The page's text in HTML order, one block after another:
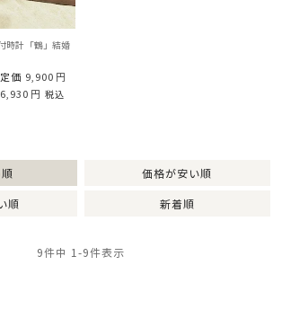
時計「鶴」結婚
定価 9,900
6,930
税込
価格が安い順
順 新着順
9件中 1 -9件表示